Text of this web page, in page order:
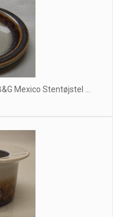
Mexico Stentøjstel ...